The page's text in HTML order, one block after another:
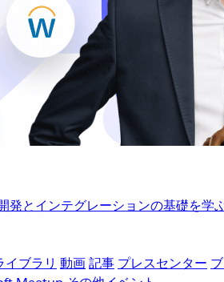
とインテグレーションの基礎を学
イブラリ 動画記事 プレスセンター